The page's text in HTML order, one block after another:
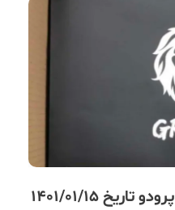
1401/01/15